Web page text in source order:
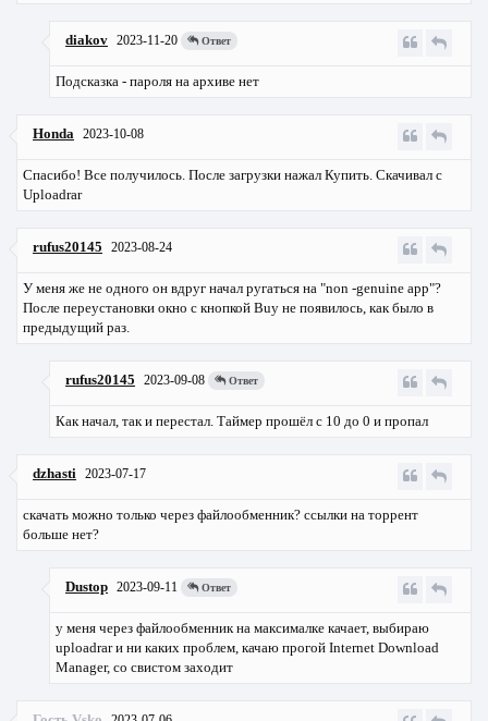
diakov 2023-11-20 Ответ
Подсказка - пароля на архиве нет
Honda 2023-10-08
Спасибо! Все получилось. После загрузки нажал Купить. Скачивал с
Uploadrar
rufus20145 2023-08-24
У меня же не одного он вдруг начал ругаться на "non -genuine app"?
После переустановки окно с кнопкой Buy не появилось, как было в
предыдущий раз.
rufus20145 2023-09-08 Ответ
Как начал, так и перестал. Таймер прошёл с 10 до 0 и пропал
dzhasti 2023-07-17
скачать можно только через файлообменник? ссылки на торрент
больше нет?
Dustop 2023-09-11 Ответ
у меня через файлообменник на максималке качает, выбираю
uploadrar и ни каких проблем, качаю прогой Internet Download
Manager, со свистом заходит